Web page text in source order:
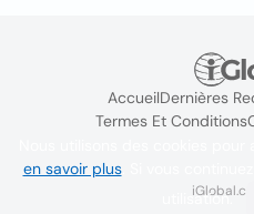
AccueilDernières
Termes Et Conditions
iGlobal.co
en savoir plus. Si vous
utilisation.